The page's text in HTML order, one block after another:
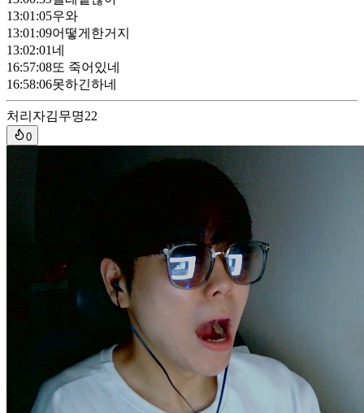
13:01:05우와
13:01:09어떻게한거지
13:02:01 네
16:57:08또 죽어있네
16:58:06못하긴하네
처리자김무명22
0